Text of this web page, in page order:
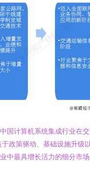
国计算机系统集成行业在
政策驱动、基础设施升级
中最具增长活力的细分市